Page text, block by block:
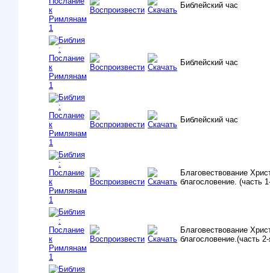
Библейский час
Библейский час
Библейский час
Благовествование
благословение. (часть
Благовествование
благословение.(часть